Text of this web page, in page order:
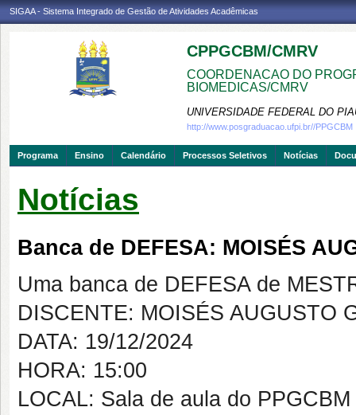
SIGAA - Sistema Integrado de Gestão de Atividades Acadêmicas
CPPGCBM/CMRV
COORDENACAO DO
BIOMEDICAS/CMRV
UNIVERSIDADE FEDERAL DO
http://www.posgraduacao.ufpi.br//PPGCBM
Programa Ensino Calendário Processos Seletivos Notícias
Notícias
Banca de DEFESA: MOISÉS
Uma banca de DEFESA de
DISCENTE: MOISÉS AUGUSTO
DATA: 19/12/2024
HORA: 15:00
LOCAL: Sala de aula do